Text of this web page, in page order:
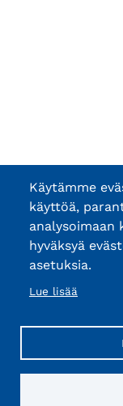
Käytämme
käyttöä,
analysoimaan
hyväksyä
asetuksia.
Lue lisää